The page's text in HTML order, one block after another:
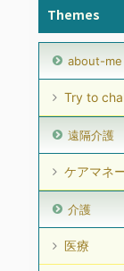
Themes
about-me
Try to
遠隔介護
ケアマネ
介護
医療